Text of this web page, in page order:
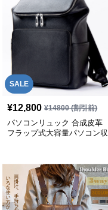
SALE
¥12,800 ¥14800(割引前)
パソコンリュック 合成皮革
フラップ式大容量パソコン収